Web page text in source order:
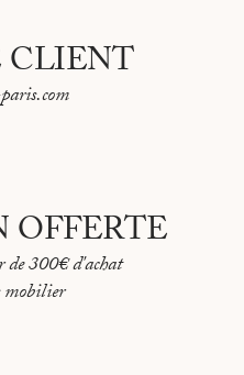
CLIENT
OFFERTE
300€ d'achat
mobilier